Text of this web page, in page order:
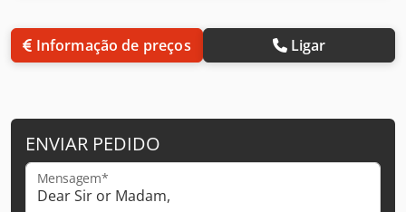
Informação de preços Ligar
ENVIAR PEDIDO
Mensagem*